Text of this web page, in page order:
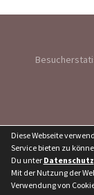
Diese Webseite
Service bieten zu
Du unter Datenschutz
Mit der Nutzung der
Verwendung von